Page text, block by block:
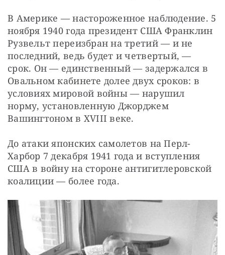
В Америке — настороженное наблюдение. 5
ноября 1940 года президент США Франклин
Рузвельт переизбран на третий — и не
последний, ведь будет и четвертый, —
срок. Он — единственный — задержался в
Овальном кабинете долее двух сроков: в
условиях мировой войны — нарушил
норму, установленную Джорджем
Вашингтоном в XVIII веке.
До атаки японских самолетов на Перл-
Харбор 7 декабря 1941 года и вступления
США в войну на стороне антигитлеровской
коалиции — более года.